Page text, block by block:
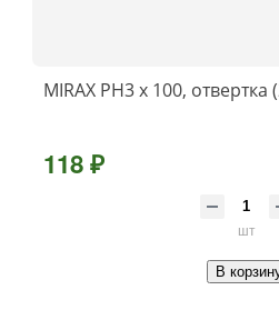
MIRAX PH3 x 100, отвертка
118 ₽
шт
В